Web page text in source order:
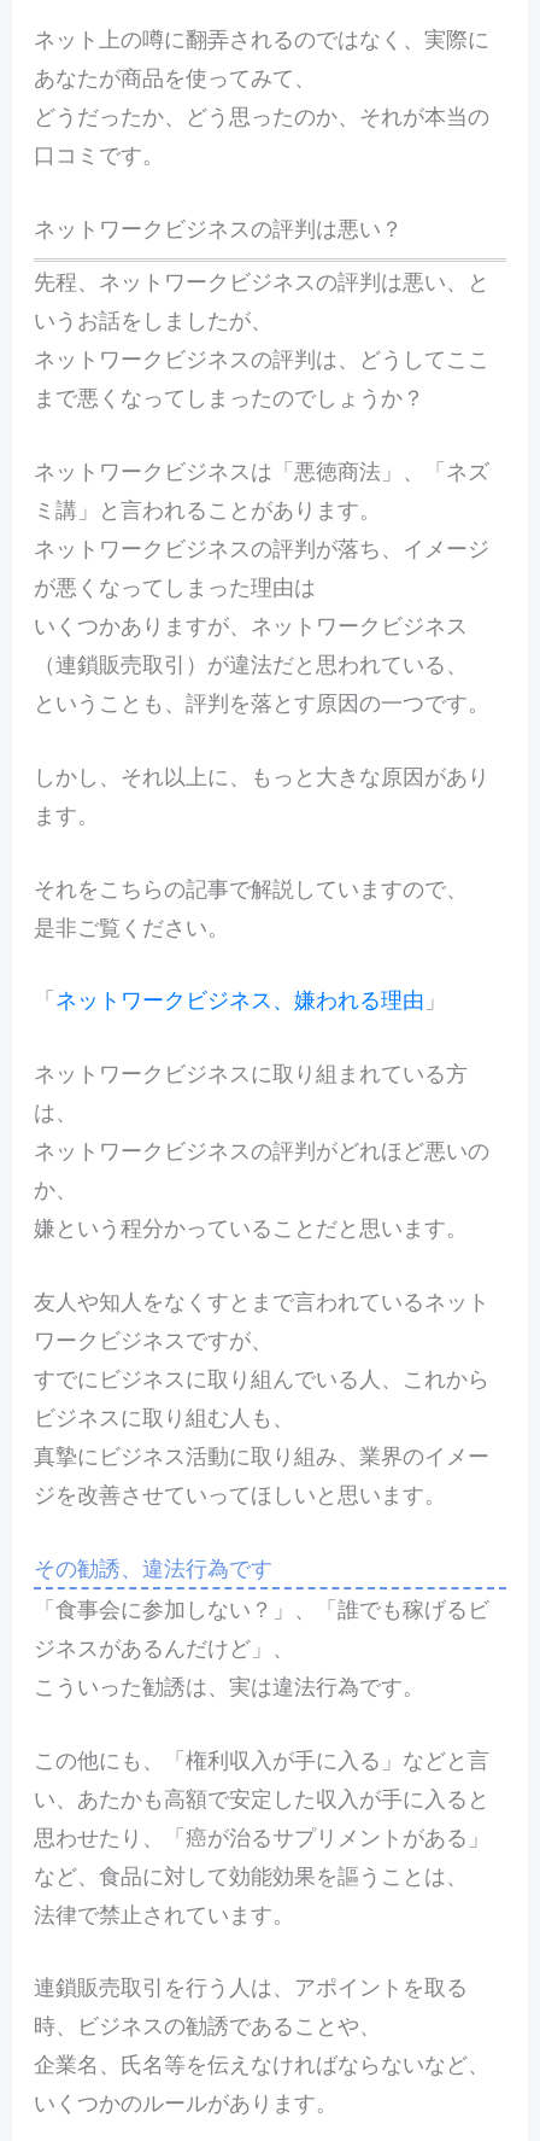
ネット上の噂に翻弄されるのではなく、実際に
あなたが商品を使ってみて、
どうだったか、どう思ったのか、それが本当の
口コミです。
ネットワークビジネスの評判は悪い？
先程、ネットワークビジネスの評判は悪い、と
いうお話をしましたが、
ネットワークビジネスの評判は、どうしてここ
まで悪くなってしまったのでしょうか？
ネットワークビジネスは「悪徳商法」、「ネズ
ミ講」と言われることがあります。
ネットワークビジネスの評判が落ち、イメージ
が悪くなってしまった理由は
いくつかありますが、ネットワークビジネス
（連鎖販売取引）が違法だと思われている、
ということも、評判を落とす原因の一つです。
しかし、それ以上に、もっと大きな原因があり
ます。
それをこちらの記事で解説していますので、
是非ご覧ください。
「ネットワークビジネス、嫌われる理由 」
ネットワークビジネスに取り組まれている方
は、
ネットワークビジネスの評判がどれほど悪いの
か、
嫌という程分かっていることだと思います。
友人や知人をなくすとまで言われているネット
ワークビジネスですが、
すでにビジネスに取り組んでいる人、これから
ビジネスに取り組む人も、
真摯にビジネス活動に取り組み、業界のイメー
ジを改善させていってほしいと思います。
その勧誘、違法行為です
「食事会に参加しない？」、「誰でも稼げるビ
ジネスがあるんだけど」、
こういった勧誘は、実は違法行為です。
この他にも、「権利収入が手に入る」などと言
い、あたかも高額で安定した収入が手に入ると
思わせたり、「癌が治るサプリメントがある」
など、食品に対して効能効果を謳うことは、
法律で禁止されています。
連鎖販売取引を行う人は、アポイントを取る
時、ビジネスの勧誘であることや、
企業名、氏名等を伝えなければならないなど、
いくつかのルールがあります。